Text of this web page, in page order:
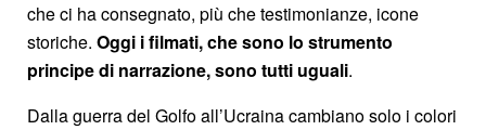
che ci ha consegnato, più che testimonianze, icone
storiche. Oggi i filmati, che sono lo strumento
principe di narrazione, sono tutti uguali.
Dalla guerra del Golfo all’Ucraina cambiano solo i colori